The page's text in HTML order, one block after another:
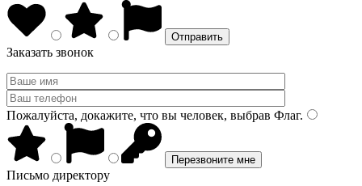
Заказать звонок
Пожалуйста, докажите, что вы человек, выбрав Флаг.
Письмо директору